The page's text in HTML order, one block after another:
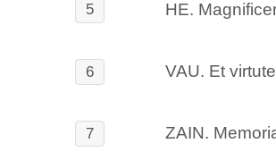
5 HE.
6 VAU. Et
7 ZAIN.